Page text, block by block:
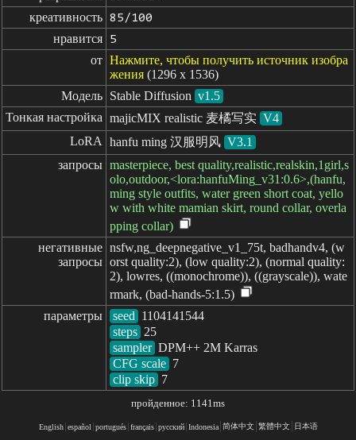
креативность 85/100
нравится 5
от Нажмите, чтобы получить источник изобра
жения (1296 x 1536)
Модель Stable Diffusion v1.5
Тонкая настройка majicMIX realistic 麦橘写实 V4
LoRA
hanfu ming 汉服明风 V3.1
запросы masterpiece, best quality,realistic,realskin,1girl,s
olo,outdoor,<lora:hanfuMing_v31:0.6>,(hanfu,
ming style outfits, water green short coat, yello
w with white mamian skirt, round collar, overla
pping collar)
негативные
запросы
nsfw,ng_deepnegative_v1_75t, badhandv4, (w
orst quality:2), (low quality:2), (normal quality:
2), lowres, ((monochrome)), ((grayscale)), wate
rmark, (bad-hands-5:1.5)
параметры
seed
steps
sampler
CFG scale
clip skip 7
пройденное: 1141ms
English español portugués français русский Indonesia 简体中文 繁體中文 日本语